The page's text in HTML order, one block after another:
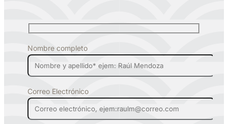
Nombre completo
Correo Electrónico